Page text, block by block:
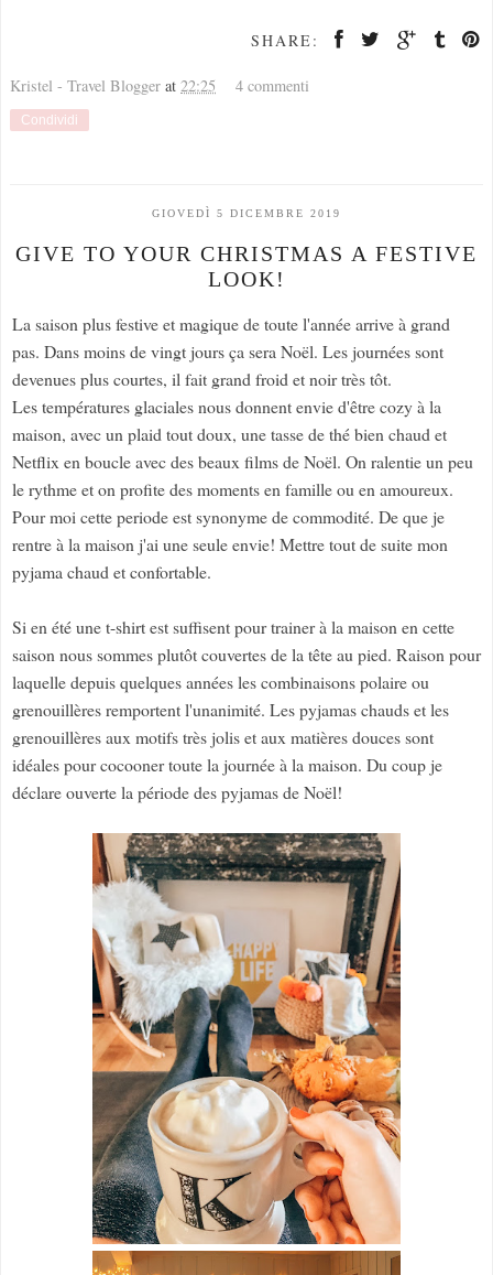
SHARE:
Kristel - Travel Blogger at 22:25 4 commenti
Condividi
GIOVEDÌ 5 DICEMBRE 2019
GIVE TO YOUR CHRISTMAS A FESTIVE
LOOK!
La saison plus festive et magique de toute l'année arrive à grand
pas. Dans moins de vingt jours ça sera Noël. Les journées sont
devenues plus courtes, il fait grand froid et noir très tôt.
Les températures glaciales nous donnent envie d'être cozy à la
maison, avec un plaid tout doux, une tasse de thé bien chaud et
Netflix en boucle avec des beaux films de Noël. On ralentie un peu
le rythme et on profite des moments en famille ou en amoureux.
Pour moi cette periode est synonyme de commodité. De que je
rentre à la maison j'ai une seule envie! Mettre tout de suite mon
pyjama chaud et confortable.
Si en été une t-shirt est suffisent pour trainer à la maison en cette
saison nous sommes plutôt couvertes de la tête au pied. Raison pour
laquelle depuis quelques années les combinaisons polaire ou
grenouillères remportent l'unanimité. Les pyjamas chauds et les
grenouillères aux motifs très jolis et aux matières douces sont
idéales pour cocooner toute la journée à la maison. Du coup je
déclare ouverte la période des pyjamas de Noël!